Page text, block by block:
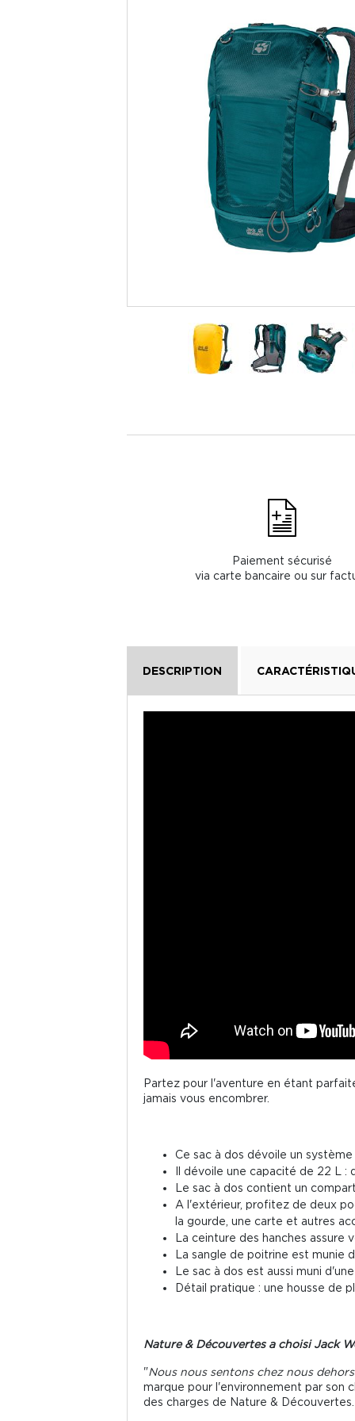
Paiement sécurisé
via carte bancaire ou sur
DESCRIPTION
Partez pour l'aventure en étant
jamais vous encombrer.
Ce sac à dos dévoile un
Il dévoile une capacité de 22 L
Le sac à dos contient un
A l'extérieur, profitez de deux
la gourde, une carte et autres
La ceinture des hanches
La sangle de poitrine est munie
Le sac à dos est aussi muni
Détail pratique : une housse de
Nature & Découvertes a choisi Jack
"Nous nous sentons chez nous dehors
marque pour l'environnement par son
des charges de Nature &